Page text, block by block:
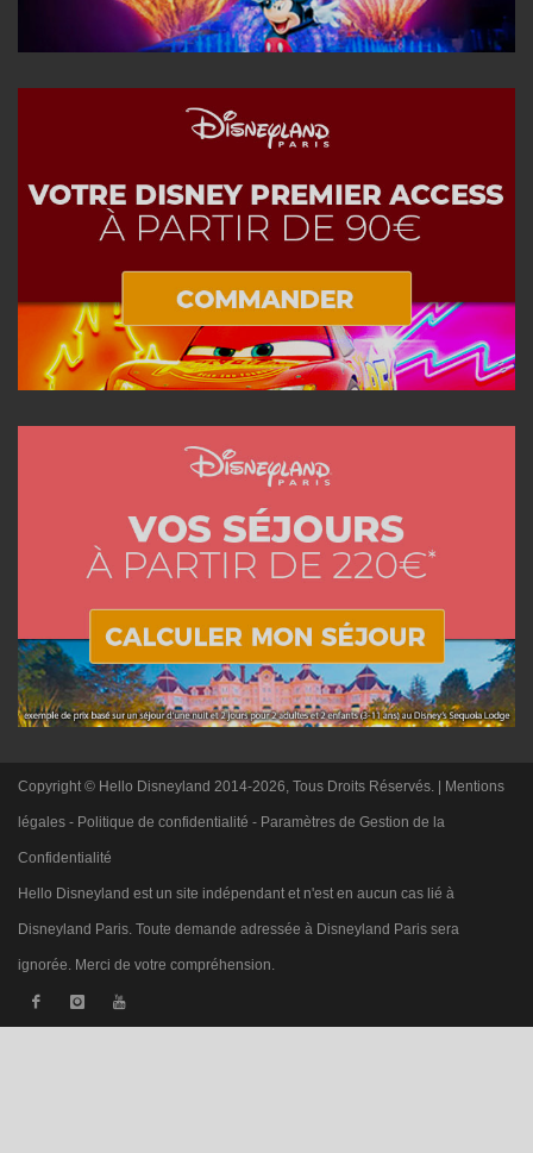
Copyright © Hello Disneyland 2014-2026, Tous Droits Réservés. | Mentions
légales - Politique de confidentialité - Paramètres de Gestion de la
Confidentialité
Hello Disneyland est un site indépendant et n'est en aucun cas lié à
Disneyland Paris. Toute demande adressée à Disneyland Paris sera
ignorée. Merci de votre compréhension.